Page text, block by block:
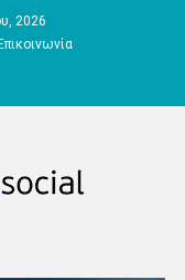
2026
Επικοινωνία